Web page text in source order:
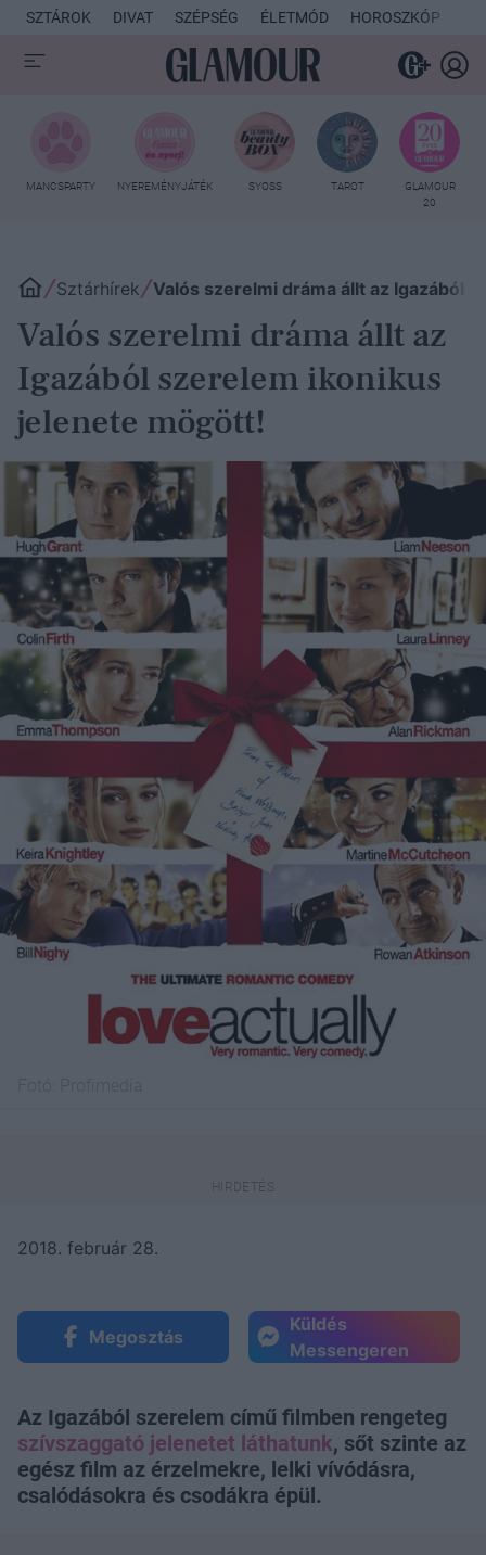
SZTÁROK DIVAT SZÉPSÉG ÉLETMÓD HOROSZKÓP
MANCSPARTY NYEREMÉNYJÁTÉK SYOSS TAROT
GLAMOUR
20
Sztárhírek Valós szerelmi dráma állt az Igazából
Valós szerelmi dráma állt az
Igazából szerelem ikonikus
jelenete mögött!
2018. február 28.
Megosztás
Küldés
Messengeren
Az Igazából szerelem című filmben rengeteg
szívszaggató jelenetet láthatunk, sőt szinte az
egész film az érzelmekre, lelki vívódásra,
csalódásokra és csodákra épül.